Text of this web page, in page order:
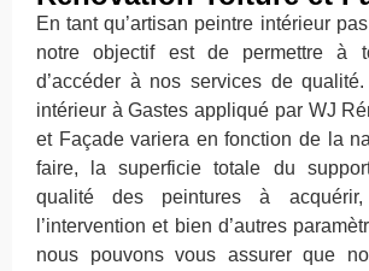
En tant qu’artisan peintre intérieur
notre objectif est de permettre à
d’accéder à nos services de
intérieur à Gastes appliqué par WJ
et Façade variera en fonction de la
faire, la superficie totale du
qualité des peintures à
l’intervention et bien d’autres
nous pouvons vous assurer que